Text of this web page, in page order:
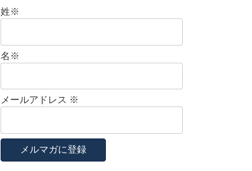
姓※
名 ※
メールアドレス ※